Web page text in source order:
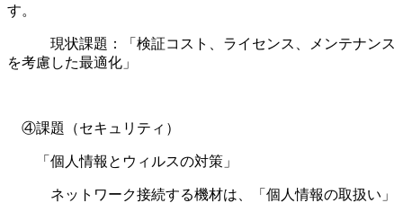
す。
現状課題：「検証コスト、ライセンス、メンテナンス
を考慮した最適化」
④課題（セキュリティ）
「個人情報とウィルスの対策」
ネットワーク接続する機材は、「個人情報の取扱い」